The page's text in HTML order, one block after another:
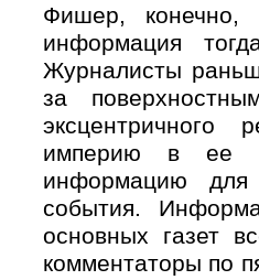
Фишер,
информация
Журналисты
за
эксцентричного
империю в ее
информацию для
события.
основных газет
комментаторы по